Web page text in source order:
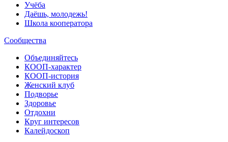
Учёба
Даёшь, молодежь!
Школа кооператора
Сообщества
Объединяйтесь
КООП-характер
КООП-история
Женский клуб
Подворье
Здоровье
Отдохни
Круг интересов
Калейдоскоп